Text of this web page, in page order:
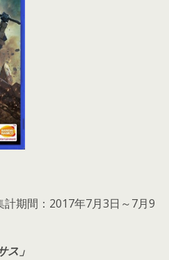
期間：2017年7月3日～7月9
ス」